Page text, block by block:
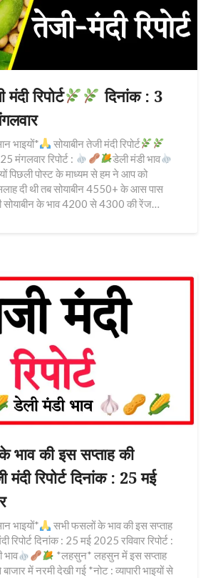
रिपोर्ट
दिनांक : 3
भाइयों*
सोयाबीन तेजी मंदी रिपोर्ट
मंगलवार रिपोर्ट :
डेली मंडी भाव
पिछली पोस्ट के माध्यम से हम ने आप को
दी थी तब सोयाबीन 4550+ के आस पास
सोयाबीन के भाव 4200 से 4300 की रेंज…
भाव की इस सप्ताह की
मंदी रिपोर्ट दिनांक : 25 मई
भाइयों*
सभी फसलों के भाव की इस सप्ताह
रिपोर्ट दिनांक : 25 मई 2025 रविवार रिपोर्ट :
भाव
*लहसुन* लहसुन में इस सप्ताह
में नरमी देखी गई *नोट : व्यापारी भाइयों से